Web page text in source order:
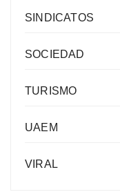
SINDICATOS
SOCIEDAD
TURISMO
UAEM
VIRAL